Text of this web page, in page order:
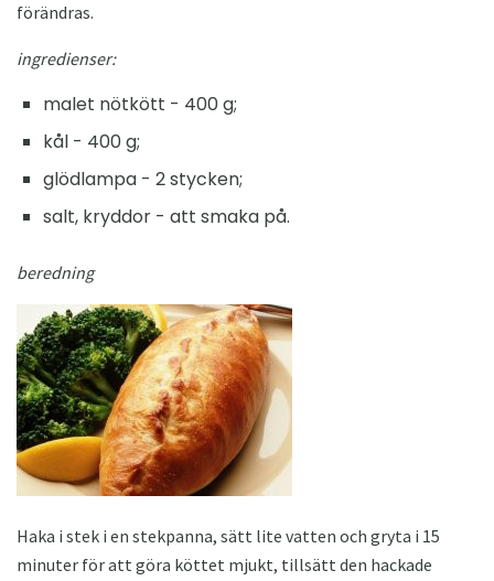
förändras.
ingredienser:
malet nötkött - 400 g;
kål - 400 g;
glödlampa - 2 stycken;
salt, kryddor - att smaka på.
beredning
Haka i stek i en stekpanna, sätt lite vatten och gryta i 15
minuter för att göra köttet mjukt, tillsätt den hackade